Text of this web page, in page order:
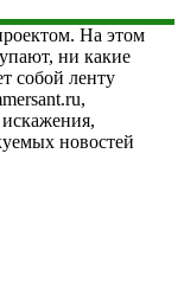
На этом
ни какие
собой ленту
новостей